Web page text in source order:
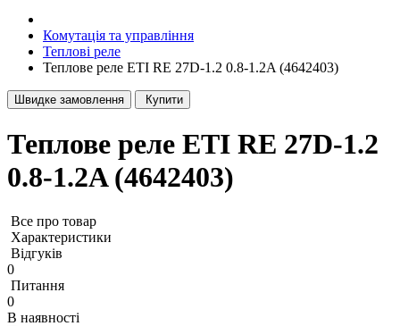
Комутація та управління
Теплові реле
Теплове реле ETI RE 27D-1.2 0.8-1.2A (4642403)
Швидке замовлення Купити
Теплове реле ETI RE 27D-1.2
0.8-1.2A (4642403)
Все про товар
Характеристики
Відгуків
0
Питання
0
В наявності